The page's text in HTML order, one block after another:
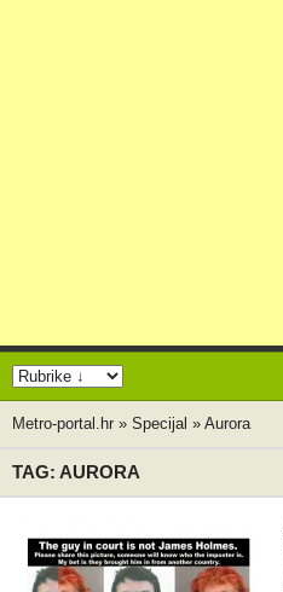
Metro-portal.hr » Specijal » Aurora
TAG: AURORA